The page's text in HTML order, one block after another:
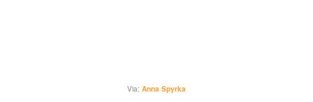
Via: Anna Spyrka